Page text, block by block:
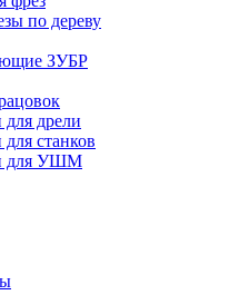
по дереву
ЗУБР
дрели
станков
для УШМ